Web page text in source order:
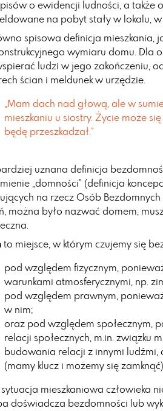
o ewidencji ludności, a także
na pobyt stały w lokalu,
spisowa definicja mieszkania,
wymiaru domu. Dla
ludzi w jego zakończeniu,
ścian i meldunek w urzędzie.
„Mam dach nad głową, ale w
mieszkaniu u siostry. Życie może
będę przeszkadzał.”
uznana definicja
„domności” (definicja
na rzecz Osób Bezdomnych
można było nazwać domem,
to miejsce, w którym czujemy się
pod względem fizycznym,
warunkami atmosferycznymi, np.
pod względem prawnym,
w nim;
oraz pod względem społecznym,
relacji społecznych, m.in. związku
budowania relacji z innymi ludźmi,
(mamy klucz i możemy się zamknąć).
sytuacja mieszkaniowa człowieka
doświadcza bezdomności lub